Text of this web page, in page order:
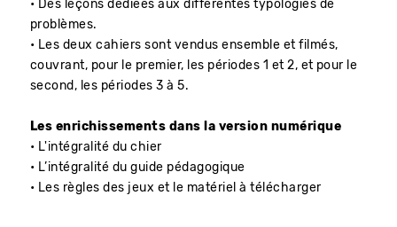
• Des leçons dédiées aux différentes typologies de
problèmes.
• Les deux cahiers sont vendus ensemble et filmés,
couvrant, pour le premier, les périodes 1 et 2, et pour le
second, les périodes 3 à 5.
Les enrichissements dans la version numérique
• L'intégralité du chier
• L’intégralité du guide pédagogique
• Les règles des jeux et le matériel à télécharger